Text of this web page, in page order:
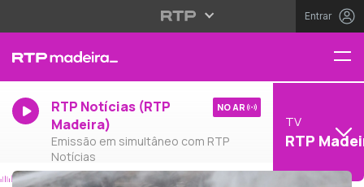
Entrar
RTP Notícias (RTP
Madeira)
Emissão em simultâneo com RTP
Notícias
NO AR
TV
RTP